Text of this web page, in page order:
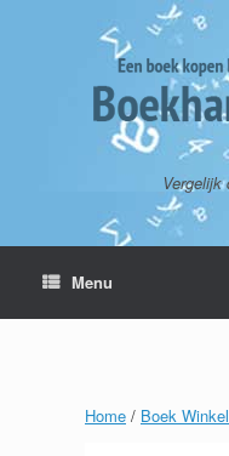
Vergelijk
Menu
Home / Boek